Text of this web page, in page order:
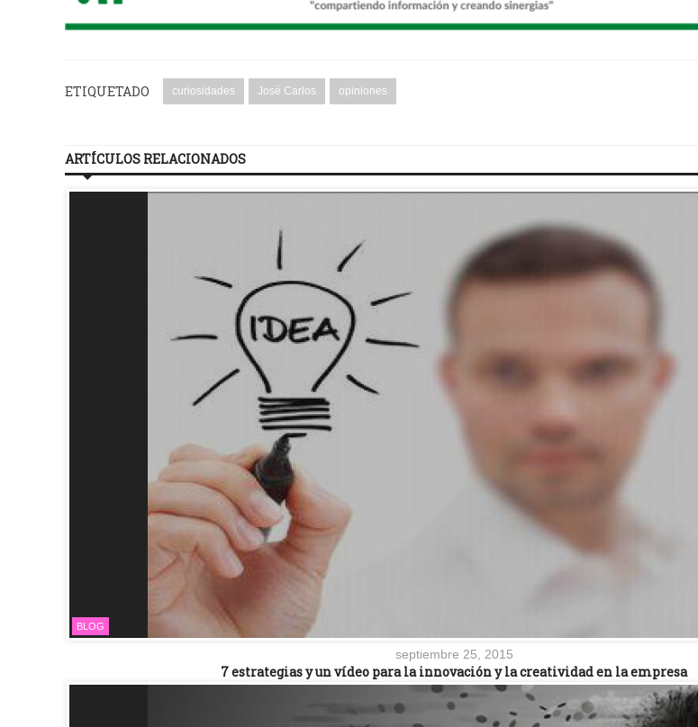
ETIQUETADO curiosidades José Carlos opiniones
ARTÍCULOS RELACIONADOS
BLOG
septiembre 25, 2015
7 estrategias y un vídeo para la innovación y la creatividad en la empresa